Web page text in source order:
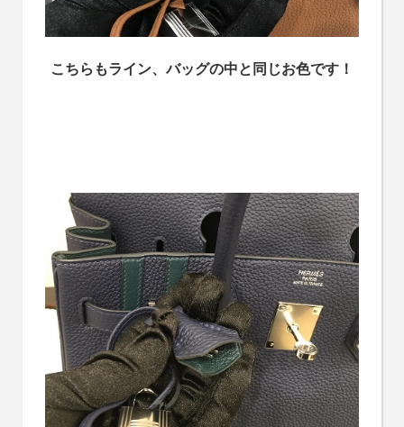
こちらもライン、バッグの中と同じお色です！